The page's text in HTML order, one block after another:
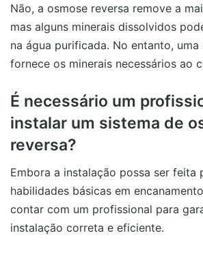
Não, a osmose reversa remove a
mas alguns minerais dissolvidos
na água purificada. No entanto,
fornece os minerais necessários ao
É necessário um
instalar um sistema de
reversa?
Embora a instalação possa ser feita
habilidades básicas em
contar com um profissional para
instalação correta e eficiente.